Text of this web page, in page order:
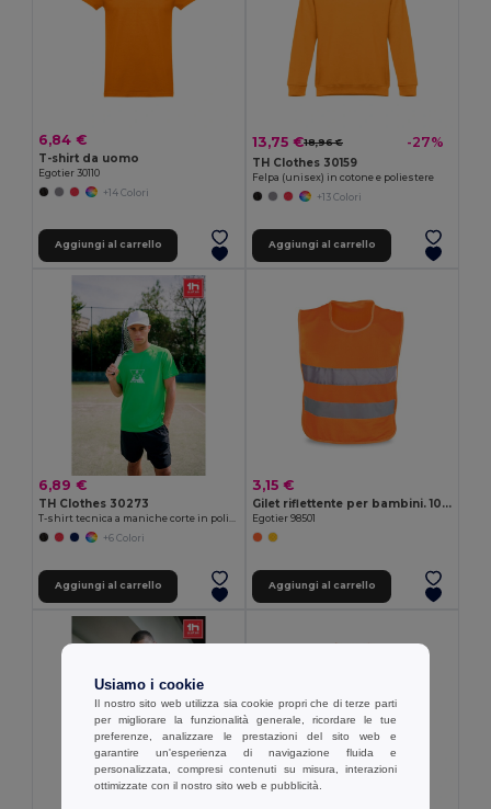
6,84 €
T-shirt da uomo
Egotier 30110
+14 Colori
Aggiungi al carrello
13,75 €18,96 € -27%
TH Clothes 30159
Felpa (unisex) in cotone e poliestere
+13 Colori
Aggiungi al carrello
6,89 €
TH Clothes 30273
+6 Colori
Aggiungi al carrello
3,15 €
Gilet riflettente per bambini. 100% poliestere
Egotier 98501
Aggiungi al carrello
Usiamo i cookie
Il nostro sito web utilizza sia cookie propri che di terze parti
per migliorare la funzionalità generale, ricordare le tue
preferenze, analizzare le prestazioni del sito web e
garantire un'esperienza di navigazione fluida e
personalizzata, compresi contenuti su misura, interazioni
ottimizzate con il nostro sito web e pubblicità.